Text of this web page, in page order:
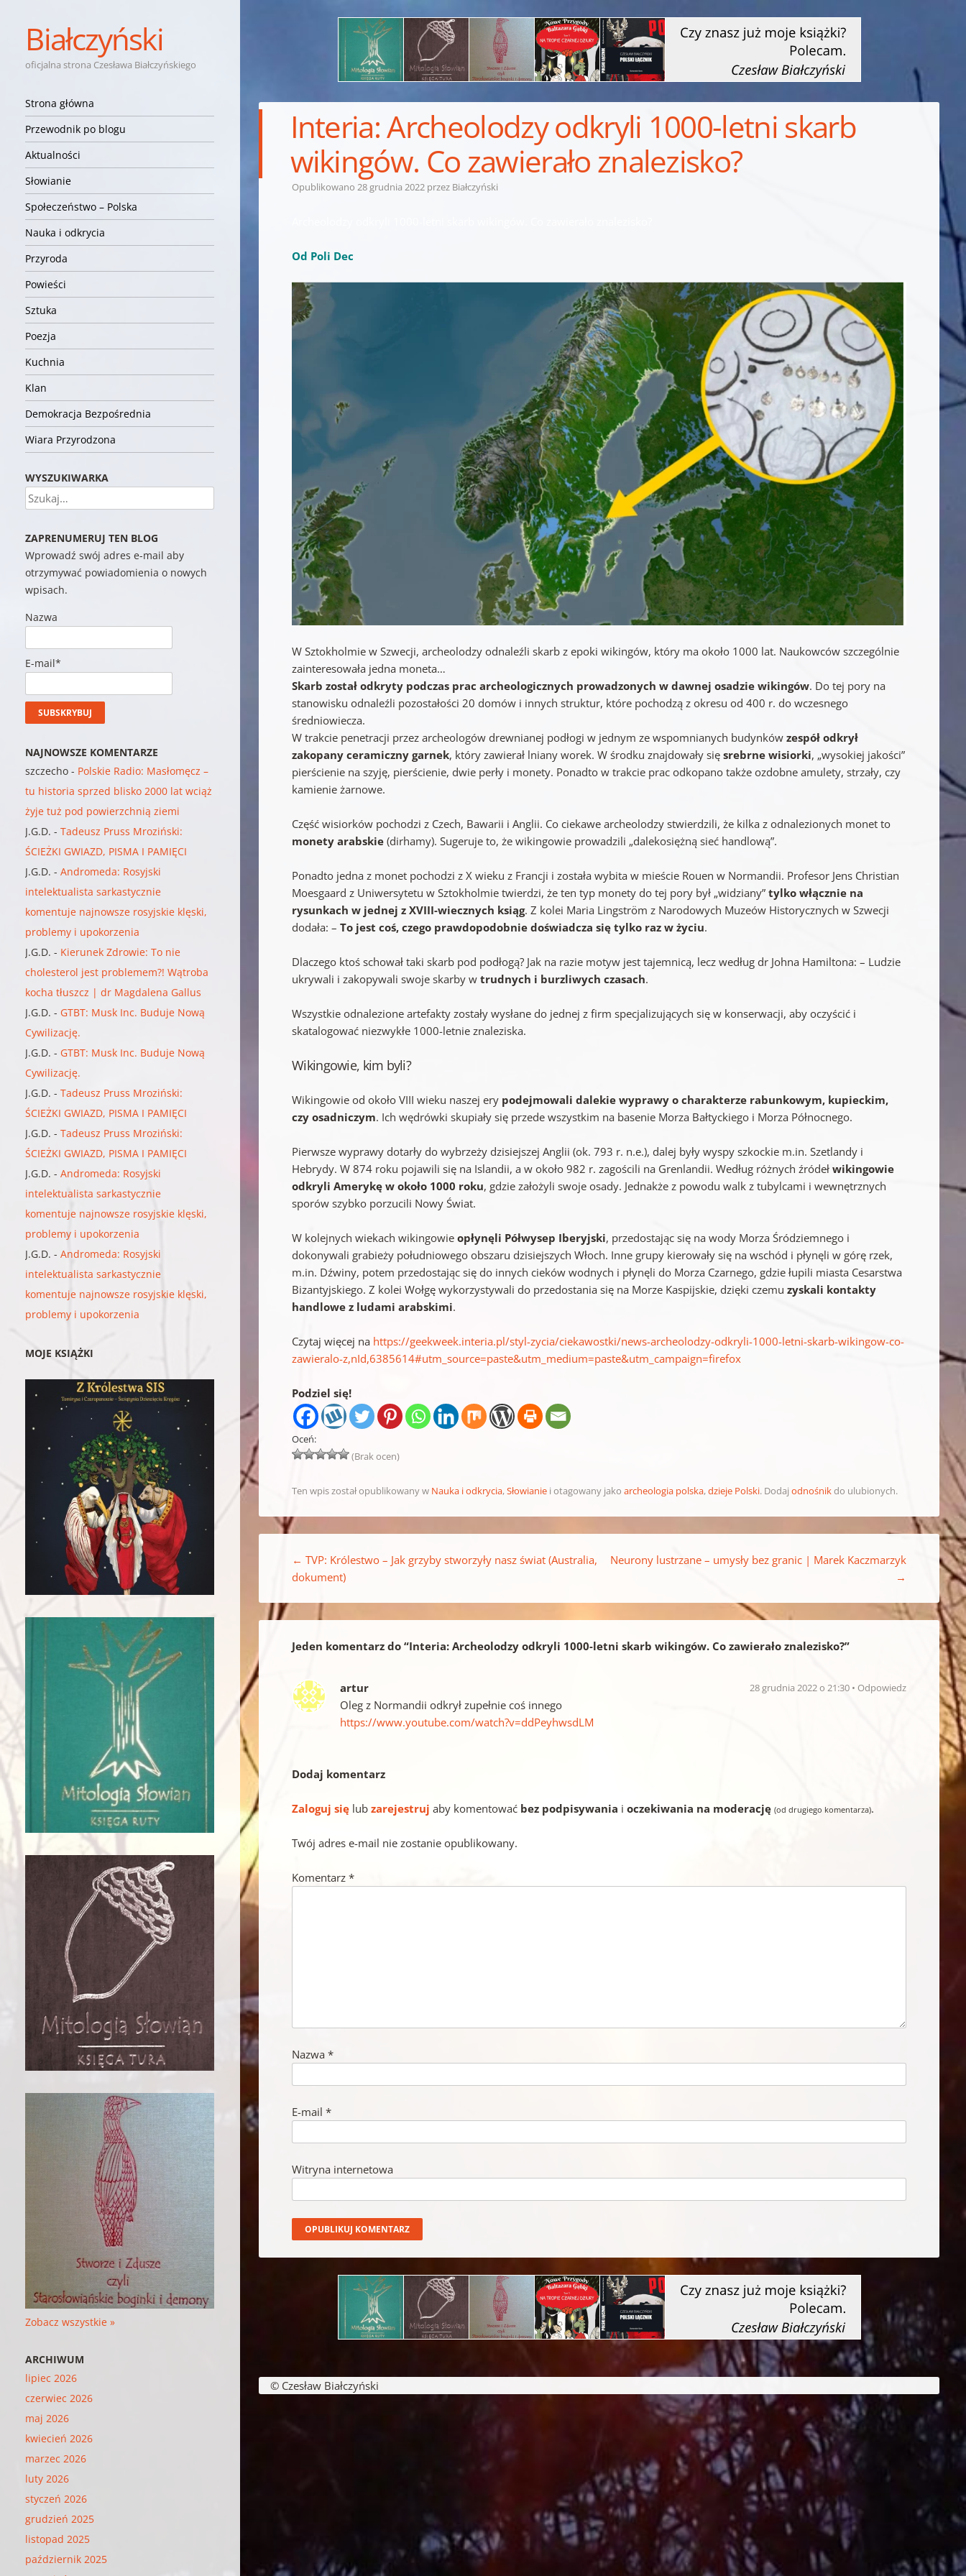
Białczyński
oficjalna strona Czesława Białczyńskiego
Nawigacja
Przejdź do treści
Strona główna
Przewodnik po blogu
Aktualności
Słowianie
Społeczeństwo – Polska
Nauka i odkrycia
Przyroda
Powieści
Sztuka
Poezja
Kuchnia
Klan
Demokracja Bezpośrednia
Wiara Przyrodzona
Interia: Archeolodzy odkryli 1000-letni skarb
wikingów. Co zawierało znalezisko?
Opublikowano28 grudnia 2022 przez Białczyński
Od Poli Dec
W Sztokholmie w Szwecji, archeolodzy odnaleźli skarb z epoki wikingów, który ma około 1000 lat. Naukowców szczególnie
zainteresowała jedna moneta…
Skarb został odkryty podczas prac archeologicznych prowadzonych w dawnej osadzie wikingów. Do tej pory na
stanowisku odnaleźli pozostałości 20 domów i innych struktur, które pochodzą z okresu od 400 r. do wczesnego
średniowiecza.
W trakcie penetracji przez archeologów drewnianej podłogi w jednym ze wspomnianych budynkówzespół odkrył
zakopany ceramiczny garnek, który zawierał lniany worek. W środku znajdowały sięsrebrne wisiorki, „wysokiej jakości”
pierścienie na szyję, pierścienie, dwie perły i monety. Ponadto w trakcie prac odkopano także ozdobne amulety, strzały, czy
kamienie żarnowe.
Część wisiorków pochodzi z Czech, Bawarii i Anglii. Co ciekawe archeolodzy stwierdzili, że kilka z odnalezionych monet to
monety arabskie (dirhamy). Sugeruje to, że wikingowie prowadzili „dalekosiężną sieć handlową”.
Ponadto jedna z monet pochodzi z X wieku z Francji i została wybita w mieście Rouen w Normandii. Profesor Jens Christian
Moesgaard z Uniwersytetu w Sztokholmie twierdzi, że ten typ monety do tej pory był „widziany”tylko włącznie na
rysunkach w jednej z XVIII-wiecznych ksiąg. Z kolei Maria Lingström z Narodowych Muzeów Historycznych w Szwecji
dodała: –To jest coś, czego prawdopodobnie doświadcza się tylko raz w życiu.
Dlaczego ktoś schował taki skarb pod podłogą? Jak na razie motyw jest tajemnicą, lecz według dr Johna Hamiltona: – Ludzie
ukrywali i zakopywali swoje skarby wtrudnych i burzliwych czasach.
Wszystkie odnalezione artefakty zostały wysłane do jednej z firm specjalizujących się w konserwacji, aby oczyścić i
skatalogować niezwykłe 1000-letnie znaleziska.
Wikingowie, kim byli?
Wikingowie od około VIII wieku naszej ery podejmowali dalekie wyprawy o charakterze rabunkowym, kupieckim,
czy osadniczym. Ich wędrówki skupiały się przede wszystkim na basenie Morza Bałtyckiego i Morza Północnego.
Pierwsze wyprawy dotarły do wybrzeży dzisiejszej Anglii (ok. 793 r. n.e.), dalej były wyspy szkockie m.in. Szetlandy i
Hebrydy. W 874 roku pojawili się na Islandii, a w około 982 r. zagościli na Grenlandii. Według różnych źródełwikingowie
odkryli Amerykę w około 1000 roku, gdzie założyli swoje osady. Jednakże z powodu walk z tubylcami i wewnętrznych
sporów szybko porzucili Nowy Świat.
W kolejnych wiekach wikingowieopłynęli Półwysep Iberyjski, przedostając się na wody Morza Śródziemnego i
dokonywali grabieży południowego obszaru dzisiejszych Włoch. Inne grupy kierowały się na wschód i płynęli w górę rzek,
m.in. Dźwiny, potem przedostając się do innych cieków wodnych i płynęli do Morza Czarnego, gdzie łupili miasta Cesarstwa
Bizantyjskiego. Z kolei Wołgę wykorzystywali do przedostania się na Morze Kaspijskie, dzięki czemuzyskali kontakty
handlowe z ludami arabskimi.
Czytaj więcej na https://geekweek.interia.pl/styl-zycia/ciekawostki/news-archeolodzy-odkryli-1000-letni-skarb-wikingow-co-
zawieralo-z,nId,6385614#utm_source=paste&utm_medium=paste&utm_campaign=firefox
Podziel się!
Oceń:
(Brak ocen)
Ten wpis został opublikowany w Nauka i odkrycia,Słowianie i otagowany jakoarcheologia polska,dzieje Polski. Dodajodnośnikdo ulubionych.
← TVP: Królestwo – Jak grzyby stworzyły nasz świat (Australia,
dokument)
Neurony lustrzane – umysły bez granic | Marek Kaczmarzyk
→
Jeden komentarz do “Interia: Archeolodzy odkryli 1000-letni skarb wikingów. Co zawierało znalezisko?”
artur 28 grudnia 2022 o 21:30 Odpowiedz
Oleg z Normandii odkrył zupełnie coś innego
https://www.youtube.com/watch?v=ddPeyhwsdLM
Dodaj komentarz
Zaloguj się lubzarejestruj aby komentować bez podpisywania ioczekiwania na moderację (od drugiego komentarza).
Twój adres e-mail nie zostanie opublikowany.
Komentarz*
Nazwa*
E-mail*
Witryna internetowa
WYSZUKIWARKA
Szukaj
ZAPRENUMERUJ TEN BLOG
Wprowadź swój adres e-mail aby
otrzymywać powiadomienia o nowych
wpisach.
Nazwa
E-mail*
NAJNOWSZE KOMENTARZE
szczecho - Polskie Radio: Masłomęcz –
tu historia sprzed blisko 2000 lat wciąż
żyje tuż pod powierzchnią ziemi
J.G.D. -Tadeusz Pruss Mroziński:
ŚCIEŻKI GWIAZD, PISMA I PAMIĘCI
J.G.D. -Andromeda: Rosyjski
intelektualista sarkastycznie
komentuje najnowsze rosyjskie klęski,
problemy i upokorzenia
J.G.D. - Kierunek Zdrowie: To nie
cholesterol jest problemem?! Wątroba
kocha tłuszcz | dr Magdalena Gallus
J.G.D. - GTBT: Musk Inc. Buduje Nową
Cywilizację.
J.G.D. - GTBT: Musk Inc. Buduje Nową
Cywilizację.
J.G.D. -Tadeusz Pruss Mroziński:
ŚCIEŻKI GWIAZD, PISMA I PAMIĘCI
J.G.D. -Tadeusz Pruss Mroziński:
ŚCIEŻKI GWIAZD, PISMA I PAMIĘCI
J.G.D. -Andromeda: Rosyjski
intelektualista sarkastycznie
komentuje najnowsze rosyjskie klęski,
problemy i upokorzenia
J.G.D. -Andromeda: Rosyjski
intelektualista sarkastycznie
komentuje najnowsze rosyjskie klęski,
problemy i upokorzenia
MOJE KSIĄŻKI
Zobacz wszystkie »
ARCHIWUM
lipiec 2026
czerwiec 2026
maj 2026
kwiecień 2026
marzec 2026
luty 2026
styczeń 2026
grudzień 2025
listopad 2025
październik 2025
© Czesław Białczyński